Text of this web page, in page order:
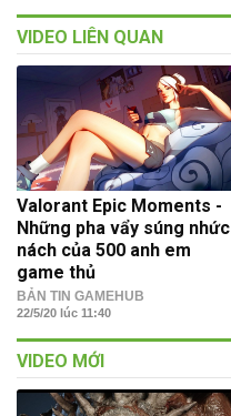
VIDEO LIÊN QUAN
Valorant Epic Moments -
Những pha vẩy súng nhức
nách của 500 anh em
game thủ
BẢN TIN GAMEHUB
22/5/20 lúc 11:40
VIDEO MỚI